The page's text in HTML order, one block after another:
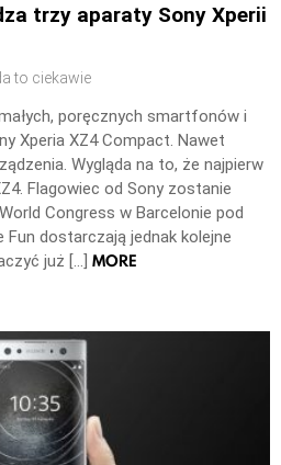
trzy aparaty Sony Xperii
to ciekawie
poręcznych smartfonów i
Xperia XZ4 Compact. Nawet
Wygląda na to, że najpierw
Flagowiec od Sony zostanie
Congress w Barcelonie pod
Fun dostarczają jednak kolejne
już […] MORE